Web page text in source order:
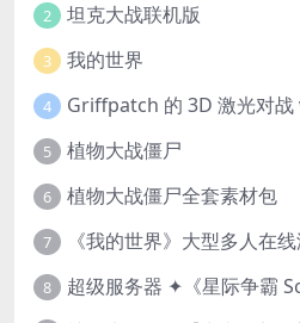
2 坦克大战联机版
3 我的世界
4 Griffpatch 的 3D 激光对战
5 植物大战僵尸
6 植物大战僵尸全套素材包
7 《我的世界》大型多人在
8 超级服务器 ✦《星际争霸